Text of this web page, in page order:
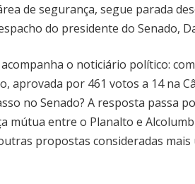
de segurança, segue parada
do presidente do Senado,
o noticiário político:
aprovada por 461 votos a 14 na
no Senado? A resposta passa
mútua entre o Planalto e
propostas consideradas